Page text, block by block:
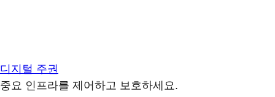
디지털 주권
중요 인프라를 제어하고 보호하세요.